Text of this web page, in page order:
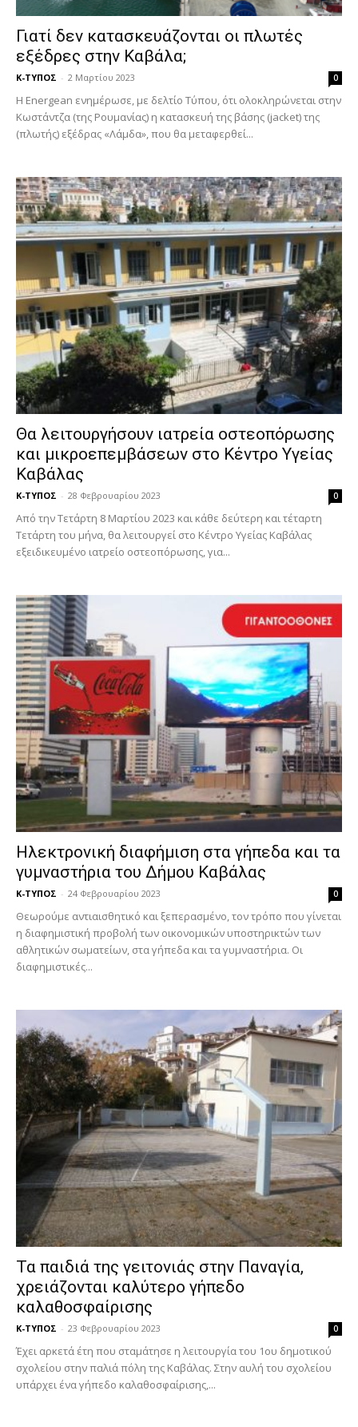
Γιατί δεν κατασκευάζονται οι πλωτές
εξέδρες στην Καβάλα;
Κ-ΤΥΠΟΣ - 2 Μαρτίου 2023 0
Η Energean ενημέρωσε, με δελτίο Τύπου, ότι ολοκληρώνεται στην
Κωστάντζα (της Ρουμανίας) η κατασκευή της βάσης (jacket) της
(πλωτής) εξέδρας «Λάμδα», που θα μεταφερθεί...
Θα λειτουργήσουν ιατρεία οστεοπόρωσης
και μικροεπεμβάσεων στο Κέντρο Υγείας
Καβάλας
Κ-ΤΥΠΟΣ - 28 Φεβρουαρίου 2023 0
Από την Τετάρτη 8 Μαρτίου 2023 και κάθε δεύτερη και τέταρτη
Τετάρτη του μήνα, θα λειτουργεί στο Κέντρο Υγείας Καβάλας
εξειδικευμένο ιατρείο οστεοπόρωσης, για...
Ηλεκτρονική διαφήμιση στα γήπεδα και τα
γυμναστήρια του Δήμου Καβάλας
Κ-ΤΥΠΟΣ - 24 Φεβρουαρίου 2023 0
Θεωρούμε αντιαισθητικό και ξεπερασμένο, τον τρόπο που γίνεται
η διαφημιστική προβολή των οικονομικών υποστηρικτών των
αθλητικών σωματείων, στα γήπεδα και τα γυμναστήρια. Οι
διαφημιστικές...
Τα παιδιά της γειτονιάς στην Παναγία,
χρειάζονται καλύτερο γήπεδο
καλαθοσφαίρισης
Κ-ΤΥΠΟΣ - 23 Φεβρουαρίου 2023 0
Έχει αρκετά έτη που σταμάτησε η λειτουργία του 1ου δημοτικού
σχολείου στην παλιά πόλη της Καβάλας. Στην αυλή του σχολείου
υπάρχει ένα γήπεδο καλαθοσφαίρισης,...